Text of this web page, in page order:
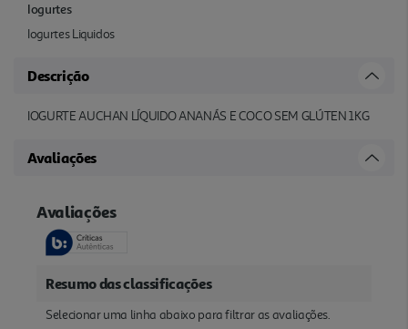
Iogurtes
Iogurtes Liquidos
Descrição
IOGURTE AUCHAN LÍQUIDO ANANÁS E COCO SEM GLÚTEN 1KG
Avaliações